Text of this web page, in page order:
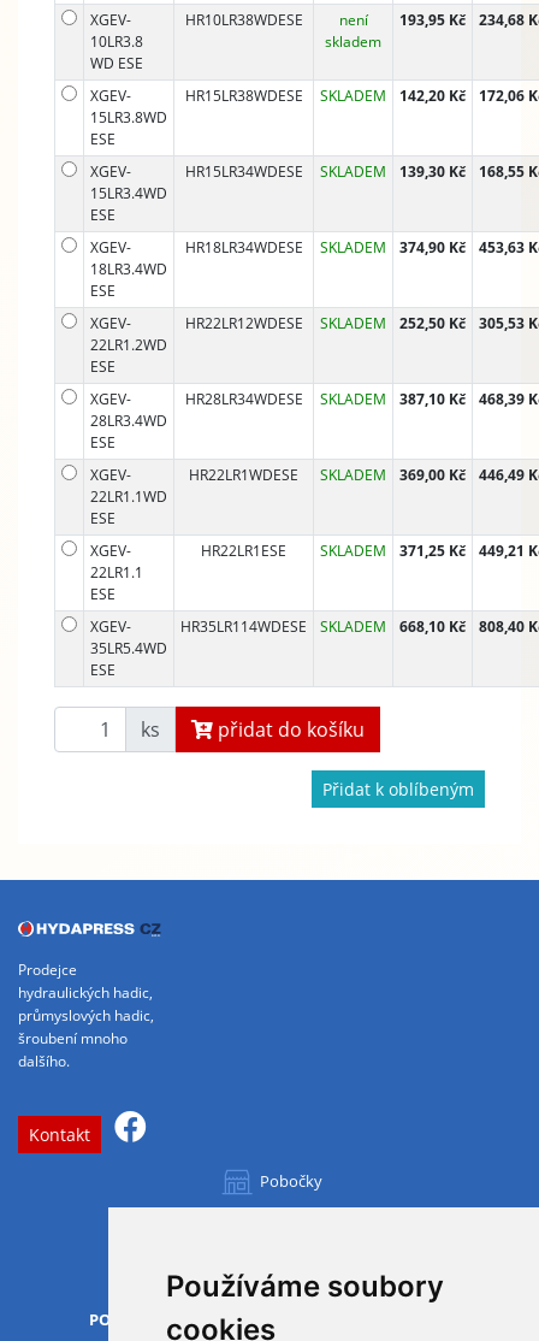
Používáme soubory
cookies
XGEV-
10LR3.8
WD ESE
HR10LR38WDESE
není
skladem
193,95 Kč 234,68
XGEV-
15LR3.8WD
ESE
HR15LR38WDESE SKLADEM 142,20 Kč 172,06
XGEV-
15LR3.4WD
ESE
HR15LR34WDESE SKLADEM 139,30 Kč 168,55
XGEV-
18LR3.4WD
ESE
HR18LR34WDESE SKLADEM 374,90 Kč 453,63
XGEV-
22LR1.2WD
ESE
HR22LR12WDESE SKLADEM 252,50 Kč 305,53
XGEV-
28LR3.4WD
ESE
HR28LR34WDESE SKLADEM 387,10 Kč 468,39
XGEV-
22LR1.1WD
ESE
HR22LR1WDESE SKLADEM 369,00 Kč 446,49
XGEV-
22LR1.1
ESE
HR22LR1ESE SKLADEM 371,25 Kč 449,21
XGEV-
35LR5.4WD
ESE
HR35LR114WDESE SKLADEM 668,10 Kč 808,40
ks přidat do košíku
Přidat k oblíbeným
Prodejce
hydraulických hadic,
průmyslových hadic,
šroubení mnoho
dalšího.
Kontakt
Pobočky
OTVÍRACÍ DOBA
PO-PÁ